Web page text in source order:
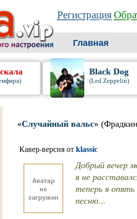
Регистрация
Главная
Black Dog
(Led Zeppelin)
«Случайный вальс»
Кавер-версия от klassic
Добрый вечер
я не
теперь я
песню...